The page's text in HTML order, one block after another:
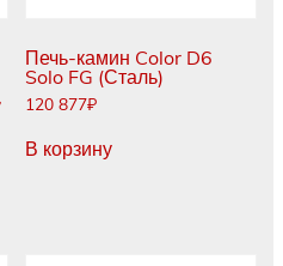
Печь-камин Color D6
Solo FG (Сталь)
120 877₽
В корзину